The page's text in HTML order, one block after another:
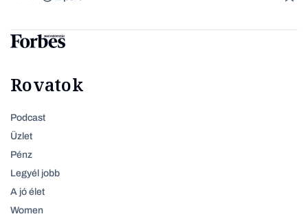
Rovatok
Podcast
Üzlet
Pénz
Legyél jobb
A jó élet
Women